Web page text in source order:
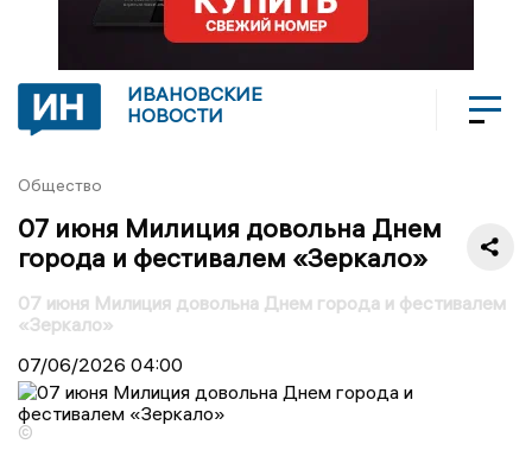
ИВАНОВСКИЕ
НОВОСТИ
Общество
07 июня Милиция довольна Днем
города и фестивалем «Зеркало»
07 июня Милиция довольна Днем города и фестивалем
«Зеркало»
07/06/2026 04:00
©